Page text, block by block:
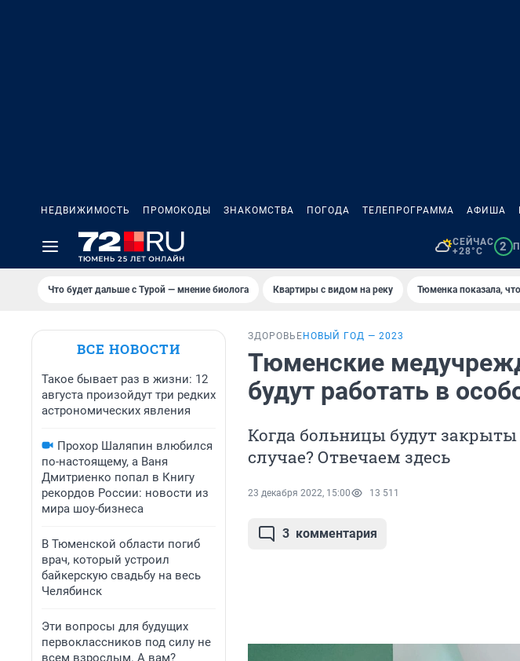
НЕДВИЖИМОСТЬ ПРОМОКОДЫ ЗНАКОМСТВА ПОГОДА ТЕЛЕПРОГРАММА АФИША
СЕЙЧАС
+28°C
2
Что будет дальше с Турой — мнение биолога Квартиры с видом на реку Тюменка показала,
ВСЕ НОВОСТИ
Такое бывает раз в жизни: 12
августа произойдут три редких
астрономических явления
Прохор Шаляпин влюбился
по-настоящему, а Ваня
Дмитриенко попал в Книгу
рекордов России: новости из
мира шоу-бизнеса
В Тюменской области погиб
врач, который устроил
байкерскую свадьбу на весь
Челябинск
Эти вопросы для будущих
первоклассников под силу не
всем взрослым. А вам?
ЗДОРОВЬЕ НОВЫЙ ГОД — 2023
Тюменские
будут работать в
Когда больницы будут
случае? Отвечаем здесь
23 декабря 2022, 15:00 13 511
3 комментария